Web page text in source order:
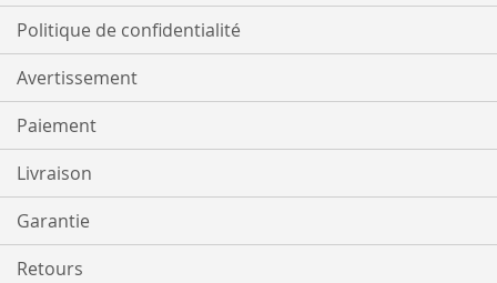
Politique de confidentialité
Avertissement
Paiement
Livraison
Garantie
Retours